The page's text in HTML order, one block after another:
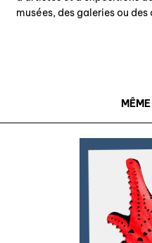
musées, des galeries ou des